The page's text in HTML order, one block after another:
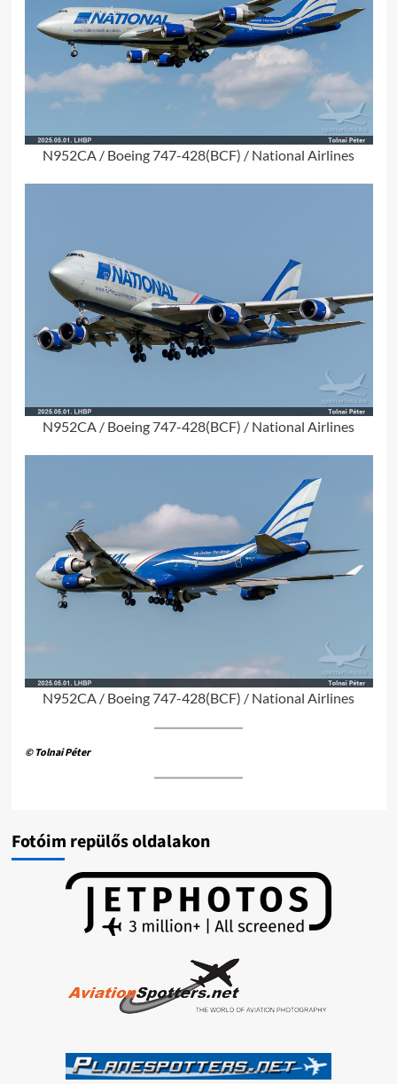
N952CA / Boeing 747-428(BCF) / National Airlines
N952CA / Boeing 747-428(BCF) / National Airlines
N952CA / Boeing 747-428(BCF) / National Airlines
© Tolnai Péter
Fotóim repülős oldalakon